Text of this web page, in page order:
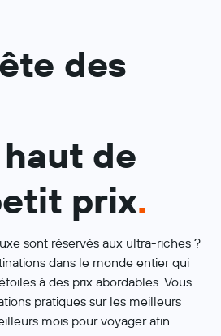
des
de
prix.
sont réservés aux ultra-riches ?
dans le monde entier qui
à des prix abordables. Vous
pratiques sur les meilleurs
mois pour voyager afin